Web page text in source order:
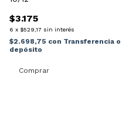
$3.175
6 x $529,17 sin interés
$2.698,75 con Transferencia o
depósito